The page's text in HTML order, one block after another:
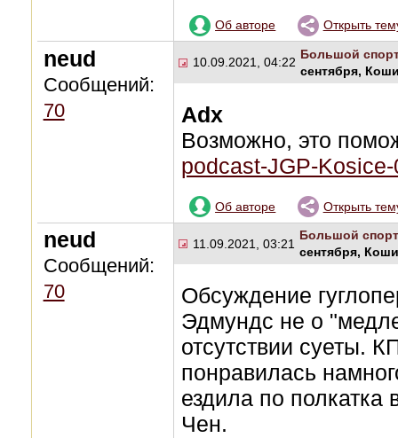
Об авторе Открыть
neud
Сообщений:
70
10.09.2021, 04:22
Большой
сентября,
Adx
Возможно, это
podcast-JGP-
Об авторе Открыть
neud
Сообщений:
70
11.09.2021, 03:21
Большой
сентября,
Обсуждение
Эдмундс не о
отсутствии суеты.
понравилась
ездила по полкатка
Чен.